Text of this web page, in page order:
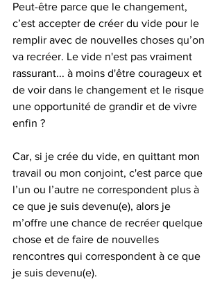
Peut-être parce que le changement,
c’est accepter de créer du vide pour le
remplir avec de nouvelles choses qu’on
va recréer. Le vide n'est pas vraiment
rassurant... à moins d'être courageux et
de voir dans le changement et le risque
une opportunité de grandir et de vivre
enfin ?
Car, si je crée du vide, en quittant mon
travail ou mon conjoint, c'est parce que
l’un ou l’autre ne correspondent plus à
ce que je suis devenu(e), alors je
m’offre une chance de recréer quelque
chose et de faire de nouvelles
rencontres qui correspondent à ce que
je suis devenu(e).